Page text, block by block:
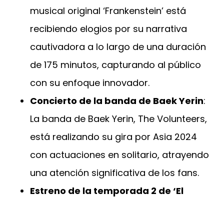
musical original ‘Frankenstein’ está
recibiendo elogios por su narrativa
cautivadora a lo largo de una duración
de 175 minutos, capturando al público
con su enfoque innovador.
Concierto de la banda de Baek Yerin:
La banda de Baek Yerin, The Volunteers,
está realizando su gira por Asia 2024
con actuaciones en solitario, atrayendo
una atención significativa de los fans.
Estreno de la temporada 2 de ‘El